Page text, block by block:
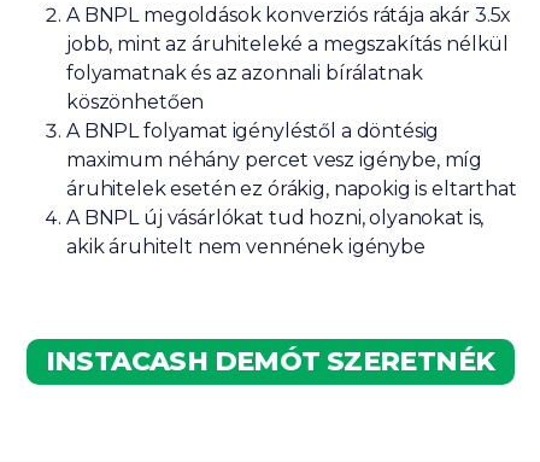
A BNPL megoldások konverziós rátája akár 3.5x
jobb, mint az áruhiteleké a megszakítás nélkül
folyamatnak és az azonnali bírálatnak
köszönhetően
A BNPL folyamat igényléstől a döntésig
maximum néhány percet vesz igénybe, míg
áruhitelek esetén ez órákig, napokig is eltarthat
A BNPL új vásárlókat tud hozni, olyanokat is,
akik áruhitelt nem vennének igénybe
INSTACASH DEMÓT SZERETNÉK